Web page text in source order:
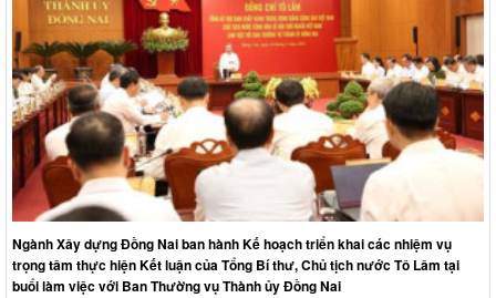
Ngành Xây dựng Đồng Nai ban hành Kế hoạch triển khai các nhiệm vụ
trọng tâm thực hiện Kết luận của Tổng Bí thư, Chủ tịch nước Tô Lâm tại
buổi làm việc với Ban Thường vụ Thành ủy Đồng Nai